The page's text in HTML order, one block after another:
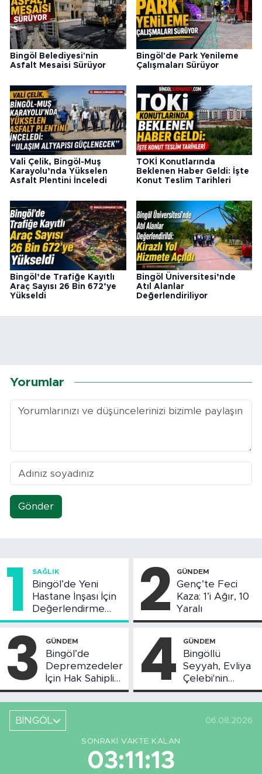
Bingöl Belediyesi'nin
Asfalt Mesaisi Sürüyor
Bingöl'de Park Yenileme
Çalışmaları Sürüyor
Vali Çelik, Bingöl-Muş
Karayolu’nda Yükselen
Asfalt Plentini İnceledi
TOKİ Konutlarında
Beklenen Haber Geldi: İşte
Konut Teslim Tarihleri
Bingöl’de Trafiğe Kayıtlı
Araç Sayısı 26 Bin 672’ye
Yükseldi
Bingöl Üniversitesi’nde
Atıl Alanlar
Değerlendiriliyor
Yorumlar
Gönder
1 SAĞLIK
Bingöl’de Yeni
Hastane İnşası İçin
Değerlendirme
Toplantısı Yapıldı
2 GÜNDEM
Genç’te Feci
Kaza: 1’i Ağır, 10
Yaralı
3 GÜNDEM
Bingöl’de
Depremzedeler
İçin Hak Sahipliği
Askı Süreci
Başladı
4 GÜNDEM
Bingöllü
Seyyah, Evliya
Çelebi'nin
Bahsettiği
Bingöl'deki O
BİNGÖL 06.08.2026
SONRAKI VAKTE KALAN
03:11:12